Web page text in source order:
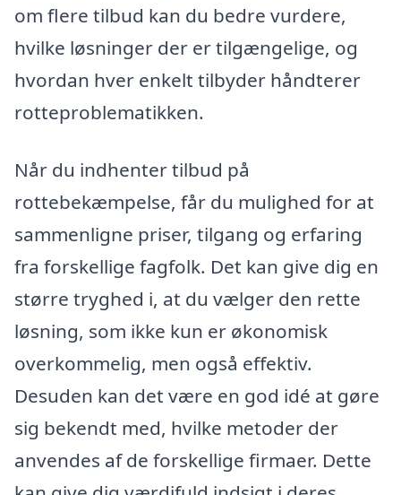
om flere tilbud kan du bedre vurdere,
hvilke løsninger der er tilgængelige, og
hvordan hver enkelt tilbyder håndterer
rotteproblematikken.
Når du indhenter tilbud på
rottebekæmpelse, får du mulighed for at
sammenligne priser, tilgang og erfaring
fra forskellige fagfolk. Det kan give dig en
større tryghed i, at du vælger den rette
løsning, som ikke kun er økonomisk
overkommelig, men også effektiv.
Desuden kan det være en god idé at gøre
sig bekendt med, hvilke metoder der
anvendes af de forskellige firmaer. Dette